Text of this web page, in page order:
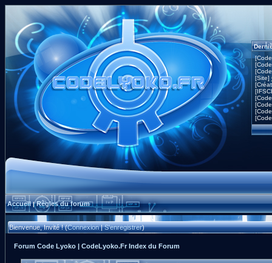
[Site]
Accueil|Règles du forum
Bienvenue, Invité ! (Connexion|S'enregistrer)
Forum Code Lyoko | CodeLyoko.Fr Index du Forum